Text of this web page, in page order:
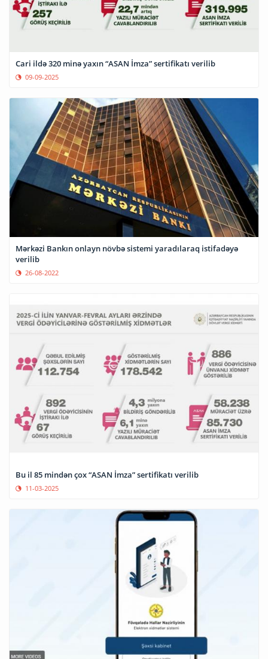
Cari ildə 320 minə yaxın “ASAN İmza” sertifikatı verilib
09-09-2025
Mərkəzi Bankın onlayn növbə sistemi yaradılaraq istifadəyə
verilib
26-08-2022
Bu il 85 mindən çox “ASAN İmza” sertifikatı verilib
11-03-2025